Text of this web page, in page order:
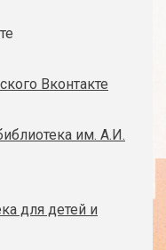
Вконтакте
им. А.И.
для детей и